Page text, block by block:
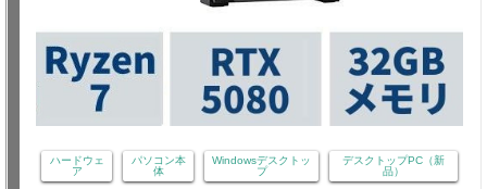
ハードウェ
ア
パソコン本
体
Windowsデスクトッ
プ
デスクトップPC（新
品）